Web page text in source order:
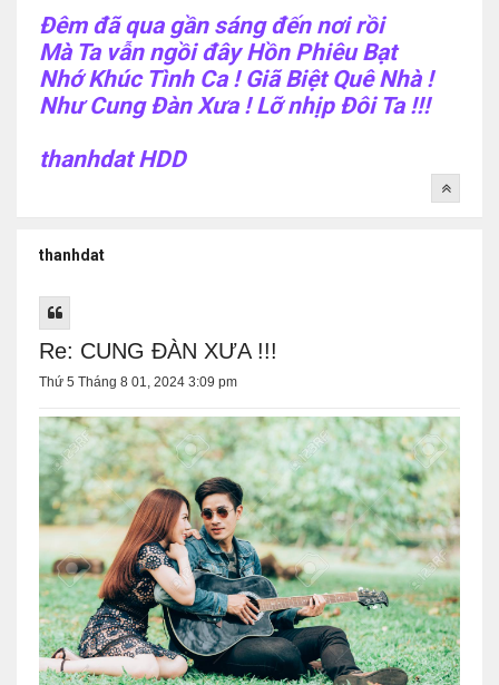
Đêm đã qua gần sáng đến nơi rồi
Mà Ta vẫn ngồi đây Hồn Phiêu Bạt
Nhớ Khúc Tình Ca ! Giã Biệt Quê Nhà !
Như Cung Đàn Xưa ! Lỡ nhịp Đôi Ta !!!
thanhdat HDD
thanhdat
Re: CUNG ĐÀN XƯA !!!
Thứ 5 Tháng 8 01, 2024 3:09 pm